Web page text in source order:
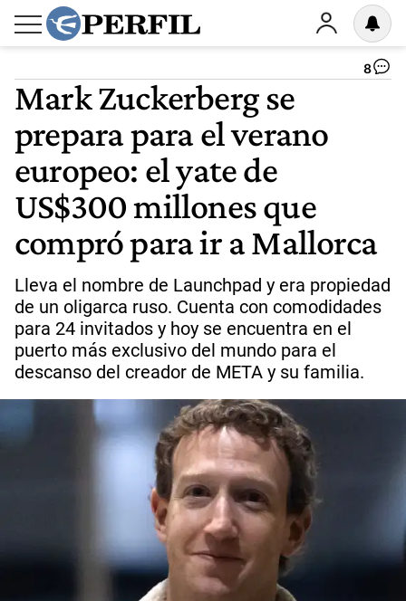
8
Mark Zuckerberg se
prepara para el verano
europeo: el yate de
US$300 millones que
compró para ir a Mallorca
Lleva el nombre de Launchpad y era propiedad
de un oligarca ruso. Cuenta con comodidades
para 24 invitados y hoy se encuentra en el
puerto más exclusivo del mundo para el
descanso del creador de META y su familia.